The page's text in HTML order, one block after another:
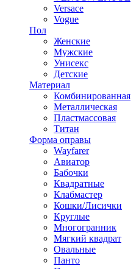
Versace
Vogue
Пол
Женские
Мужские
Унисекс
Детские
Материал
Комбинированная
Металлическая
Пластмассовая
Титан
Форма оправы
Wayfarer
Авиатор
Бабочки
Квадратные
Клабмастер
Кошки/Лисички
Круглые
Многогранник
Мягкий квадрат
Овальные
Панто